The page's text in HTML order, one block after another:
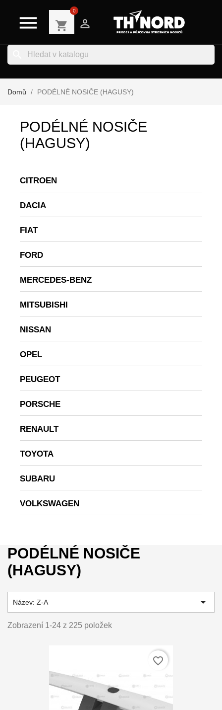
 shopping_cart
0

Domů PODÉLNÉ NOSIČE (HAGUSY)
PODÉLNÉ NOSIČE
(HAGUSY)
CITROEN
DACIA
FIAT
FORD
MERCEDES-BENZ
MITSUBISHI
NISSAN
OPEL
PEUGEOT
PORSCHE
RENAULT
TOYOTA
SUBARU
VOLKSWAGEN
PODÉLNÉ NOSIČE
(HAGUSY)
Název: Z-A 
Zobrazení 1-24 z 225 položek
favorite_border